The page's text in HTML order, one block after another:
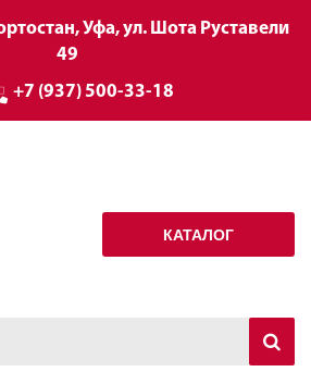
Уфа, ул. Шота Руставели
49
+7 (937) 500-33-18
КАТАЛОГ